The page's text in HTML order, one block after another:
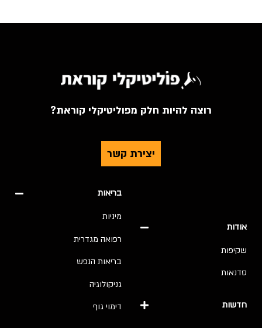
רוצה להיות חלק מפוליטיקלי קוראת?
יצירת קשר
אודות
שקיפות
סדנאות
חדשות
בריאות
מיניות
רפואה מגדרית
בריאות הנפש
גניקולוגיה
דימוי גוף